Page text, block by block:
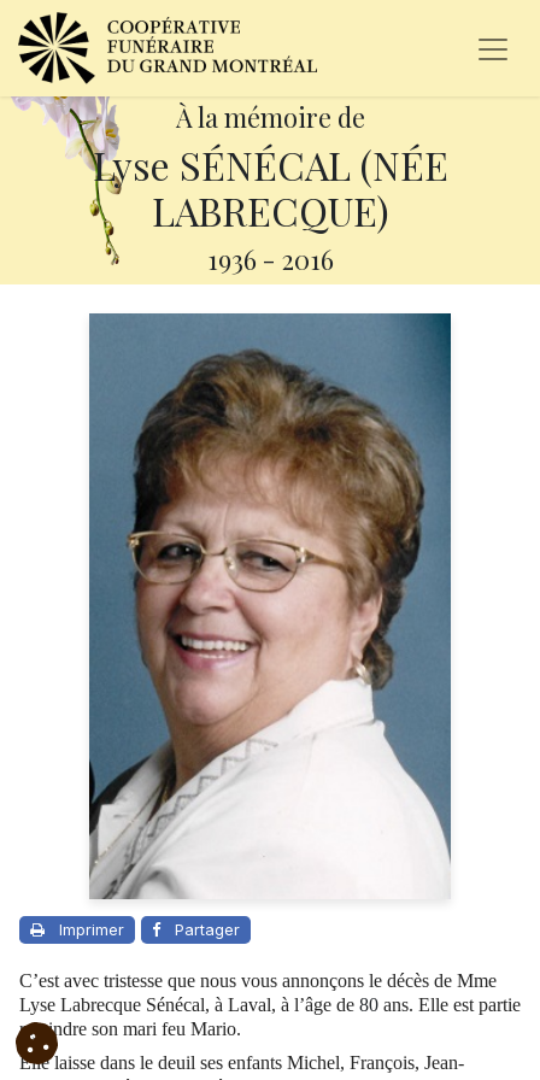
À la mémoire de
Lyse SÉNÉCAL (NÉE
LABRECQUE)
1936 - 2016
Imprimer Partager
C’est avec tristesse que nous vous annonçons le décès de Mme
Lyse Labrecque Sénécal, à Laval, à l’âge de 80 ans. Elle est partie
rejoindre son mari feu Mario.
Elle laisse dans le deuil ses enfants Michel, François, Jean-